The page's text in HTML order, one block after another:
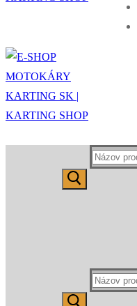
Hľadať:
Hľadať: